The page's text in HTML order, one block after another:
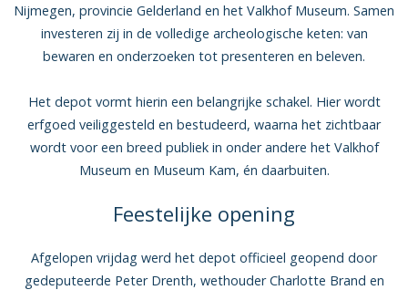
Nijmegen, provincie Gelderland en het Valkhof Museum. Samen
investeren zij in de volledige archeologische keten: van
bewaren en onderzoeken tot presenteren en beleven.
Het depot vormt hierin een belangrijke schakel. Hier wordt
erfgoed veiliggesteld en bestudeerd, waarna het zichtbaar
wordt voor een breed publiek in onder andere het Valkhof
Museum en Museum Kam, én daarbuiten.
Feestelijke opening
Afgelopen vrijdag werd het depot officieel geopend door
gedeputeerde Peter Drenth, wethouder Charlotte Brand en